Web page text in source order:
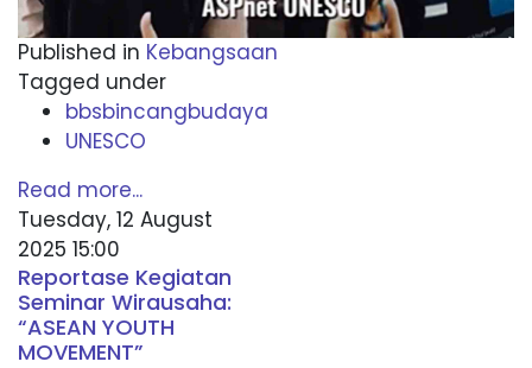
Published in Kebangsaan
Tagged under
bbsbincangbudaya
UNESCO
Read more...
Tuesday, 12 August
2025 15:00
Reportase Kegiatan
Seminar Wirausaha:
“ASEAN YOUTH
MOVEMENT”